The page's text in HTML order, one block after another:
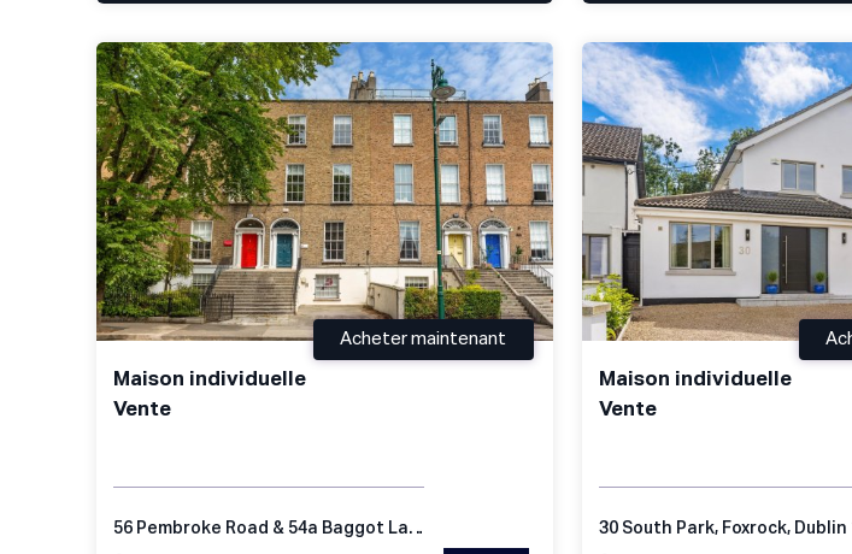
Maison individuelle
Vente
Acheter maintenant
56 Pembroke Road & 54a Baggot Lane, Ballsbridge Dublin 4
Maison individuelle
Vente
30 South Park, Foxrock, Dublin